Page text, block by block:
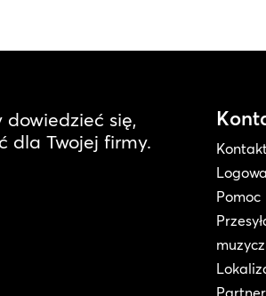
się,
dla Twojej firmy.
Pomoc